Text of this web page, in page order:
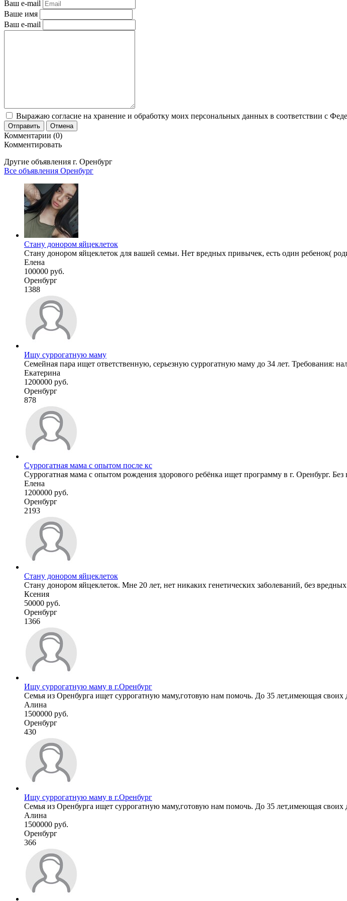
Ваш e-mail
Ваше имя
Ваш e-mail
Выражаю согласие на хранение и обработку моих персональных данных в соответствии с
Отправить Отмена
Комментарии (0)
Комментировать
Другие объявления г. Оренбург
Все объявления Оренбург
Стану донором яйцеклеток
Стану донором яйцеклеток для вашей семьи. Нет вредных привычек, есть один ребенок(
Елена
100000 руб.
Оренбург
1388
Ищу суррогатную маму
Семейная пара ищет ответственную, серьезную суррогатную маму до 34 лет. Требования:
Екатерина
1200000 руб.
Оренбург
878
Суррогатная мама с опытом после кс
Суррогатная мама с опытом рождения здорового ребёнка ищет программу в г. Оренбург.
Елена
1200000 руб.
Оренбург
2193
Стану донором яйцеклеток
Стану донором яйцеклеток. Мне 20 лет, нет никаких генетических заболеваний, без
Ксения
50000 руб.
Оренбург
1366
Ищу суррогатную маму в г.Оренбург
Семья из Оренбурга ищет суррогатную маму,готовую нам помочь. До 35 лет,имеющая своих
Алина
1500000 руб.
Оренбург
430
Ищу суррогатную маму в г.Оренбург
Семья из Оренбурга ищет суррогатную маму,готовую нам помочь. До 35 лет,имеющая своих
Алина
1500000 руб.
Оренбург
366